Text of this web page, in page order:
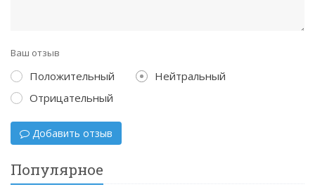
Ваш отзыв
Положительный
Нейтральный
Отрицательный
Добавить отзыв
Популярное